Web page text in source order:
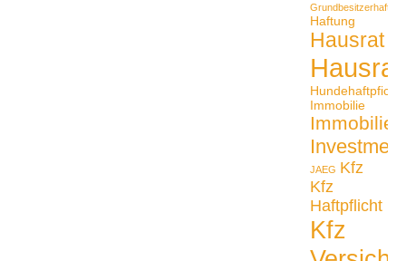
Haftung
Hausrat
Hundehaftpficht
Immobilie
JAEG Kfz
Kfz
Haftpflicht
Kfz